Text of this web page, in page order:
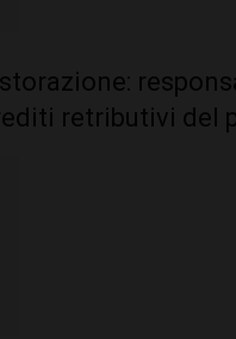
retributivi del